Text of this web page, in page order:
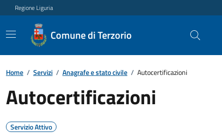
Regione Liguria
Comune di Terzorio
Home / Servizi / Anagrafe e stato civile / Autocertificazioni
Autocertificazioni
Servizio Attivo